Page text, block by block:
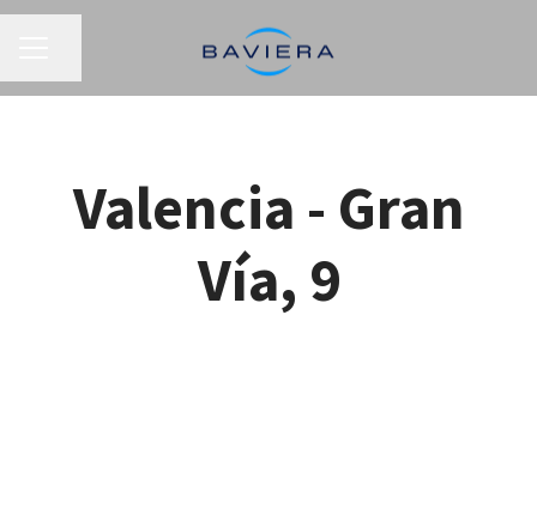
Valencia - Gran
Vía, 9